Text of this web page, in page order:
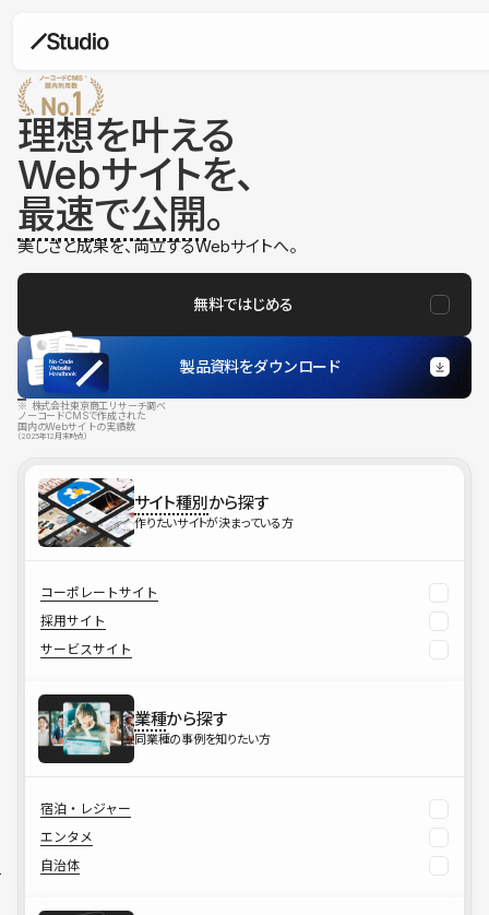
理想を叶える
Webサイトを、
最速で公開。
美しさと成果を、両立するWebサイトへ。
無料ではじめる
製品資料をダウンロード
※ 株式会社東京商工リサーチ調べ
ノーコードCMSで作成された
国内のWebサイトの実績数
（2025年12月末時点）
サイト種別から探す
作りたいサイトが決まっている方
コーポレートサイト
採用サイト
サービスサイト
業種から探す
同業種の事例を知りたい方
宿泊・レジャー
エンタメ
自治体